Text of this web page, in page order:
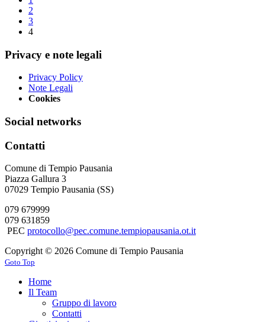
2
3
4
Privacy e note legali
Privacy Policy
Note Legali
Cookies
Social networks
Contatti
Comune di Tempio Pausania
Piazza Gallura 3
07029 Tempio Pausania (SS)
079 679999
079 631859
PEC protocollo@pec.comune.tempiopausania.ot.it
Copyright © 2026 Comune di Tempio Pausania
Goto Top
Home
Il Team
Gruppo di lavoro
Contatti